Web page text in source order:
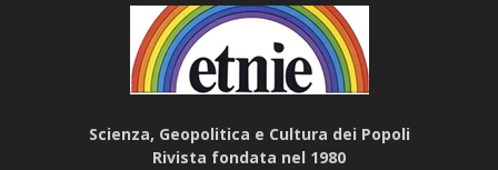
Scienza, Geopolitica e Cultura dei Popoli
Rivista fondata nel 1980